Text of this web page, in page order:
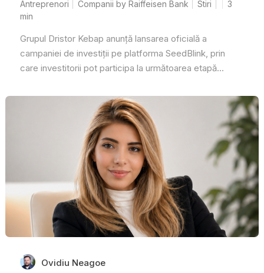
Antreprenori Companii by Raiffeisen Bank Stiri
3
min
Grupul Dristor Kebap anunță lansarea oficială a
campaniei de investiții pe platforma SeedBlink, prin
care investitorii pot participa la următoarea etapă...
Ovidiu Neagoe